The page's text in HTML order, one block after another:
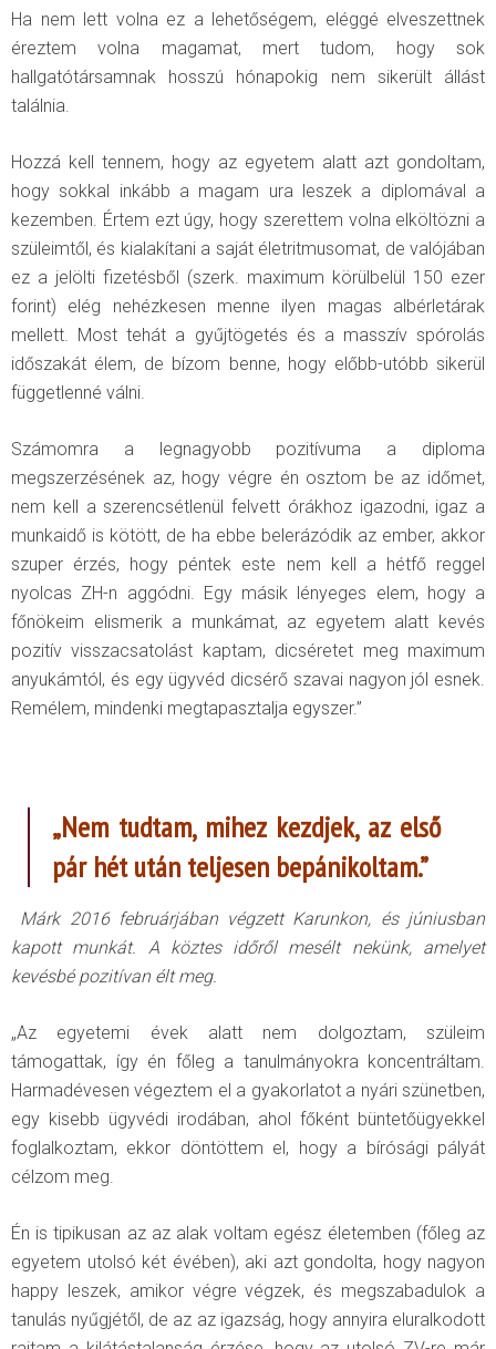
Ha nem lett volna ez a lehetőségem, eléggé elveszettnek
éreztem volna magamat, mert tudom, hogy sok
hallgatótársamnak hosszú hónapokig nem sikerült állást
találnia.
Hozzá kell tennem, hogy az egyetem alatt azt gondoltam,
hogy sokkal inkább a magam ura leszek a diplomával a
kezemben. Értem ezt úgy, hogy szerettem volna elköltözni a
szüleimtől, és kialakítani a saját életritmusomat, de valójában
ez a jelölti fizetésből (szerk. maximum körülbelül 150 ezer
forint) elég nehézkesen menne ilyen magas albérletárak
mellett. Most tehát a gyűjtögetés és a masszív spórolás
időszakát élem, de bízom benne, hogy előbb-utóbb sikerül
függetlenné válni.
Számomra a legnagyobb pozitívuma a diploma
megszerzésének az, hogy végre én osztom be az időmet,
nem kell a szerencsétlenül felvett órákhoz igazodni, igaz a
munkaidő is kötött, de ha ebbe belerázódik az ember, akkor
szuper érzés, hogy péntek este nem kell a hétfő reggel
nyolcas ZH-n aggódni. Egy másik lényeges elem, hogy a
főnökeim elismerik a munkámat, az egyetem alatt kevés
pozitív visszacsatolást kaptam, dicséretet meg maximum
anyukámtól, és egy ügyvéd dicsérő szavai nagyon jól esnek.
Remélem, mindenki megtapasztalja egyszer.”
„Nem tudtam, mihez kezdjek, az első
pár hét után teljesen bepánikoltam.”
Márk 2016 februárjában végzett Karunkon, és júniusban
kapott munkát. A köztes időről mesélt nekünk, amelyet
kevésbé pozitívan élt meg.
„Az egyetemi évek alatt nem dolgoztam, szüleim
támogattak, így én főleg a tanulmányokra koncentráltam.
Harmadévesen végeztem el a gyakorlatot a nyári szünetben,
egy kisebb ügyvédi irodában, ahol főként büntetőügyekkel
foglalkoztam, ekkor döntöttem el, hogy a bírósági pályát
célzom meg.
Én is tipikusan az az alak voltam egész életemben (főleg az
egyetem utolsó két évében), aki azt gondolta, hogy nagyon
happy leszek, amikor végre végzek, és megszabadulok a
tanulás nyűgjétől, de az az igazság, hogy annyira eluralkodott